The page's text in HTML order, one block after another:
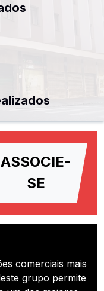
ASSOCIE-
SE
comerciais mais
grupo permite